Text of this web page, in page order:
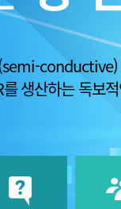
conductive)
생산하는 독